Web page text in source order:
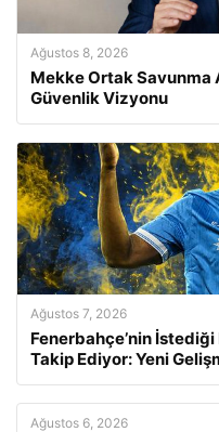
Ağustos 8, 2026
Mekke Ortak Savunma
Güvenlik Vizyonu
Ağustos 7, 2026
Fenerbahçe’nin
Takip Ediyor: Yeni
Ağustos 6, 2026